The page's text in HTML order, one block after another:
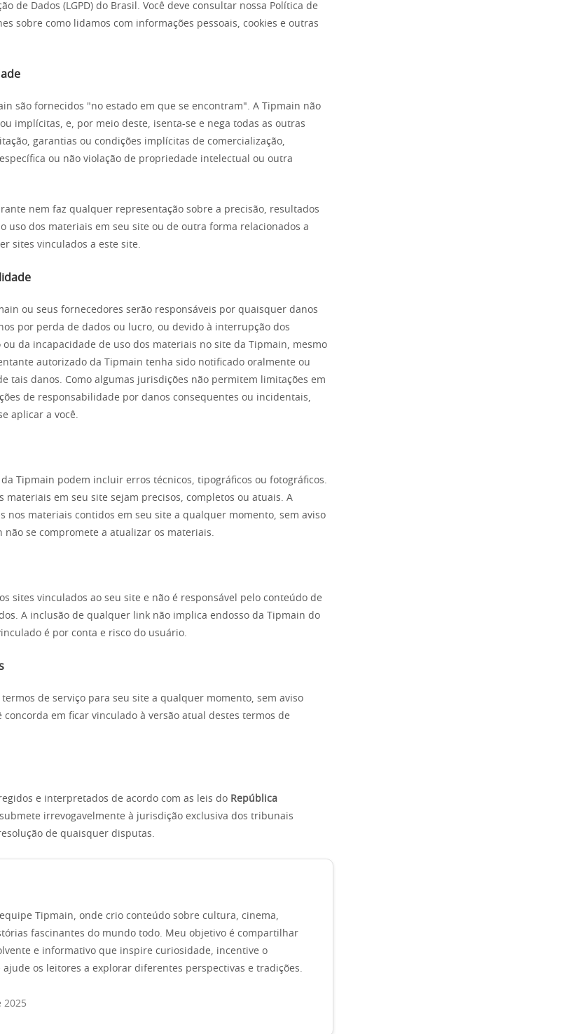
de Dados (LGPD) do Brasil. Você deve consultar nossa Política de
sobre como lidamos com informações pessoais, cookies e outras
são fornecidos "no estado em que se encontram". A Tipmain não
implícitas, e, por meio deste, isenta-se e nega todas as outras
garantias ou condições implícitas de comercialização,
ou não violação de propriedade intelectual ou outra
nem faz qualquer representação sobre a precisão, resultados
uso dos materiais em seu site ou de outra forma relacionados a
sites vinculados a este site.
ou seus fornecedores serão responsáveis por quaisquer danos
por perda de dados ou lucro, ou devido à interrupção dos
ou da incapacidade de uso dos materiais no site da Tipmain, mesmo
autorizado da Tipmain tenha sido notificado oralmente ou
tais danos. Como algumas jurisdições não permitem limitações em
de responsabilidade por danos consequentes ou incidentais,
aplicar a você.
Tipmain podem incluir erros técnicos, tipográficos ou fotográficos.
materiais em seu site sejam precisos, completos ou atuais. A
nos materiais contidos em seu site a qualquer momento, sem aviso
se compromete a atualizar os materiais.
sites vinculados ao seu site e não é responsável pelo conteúdo de
A inclusão de qualquer link não implica endosso da Tipmain do
é por conta e risco do usuário.
de serviço para seu site a qualquer momento, sem aviso
concorda em ficar vinculado à versão atual destes termos de
e interpretados de acordo com as leis do República
submete irrevogavelmente à jurisdição exclusiva dos tribunais
de quaisquer disputas.
Tipmain, onde crio conteúdo sobre cultura, cinema,
fascinantes do mundo todo. Meu objetivo é compartilhar
e informativo que inspire curiosidade, incentive o
os leitores a explorar diferentes perspectivas e tradições.
2025